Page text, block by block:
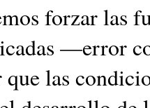
forzar las
—error
las